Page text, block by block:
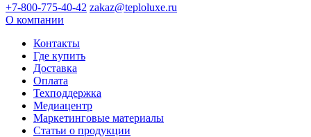
+7-800-775-40-42 zakaz@teploluxe.ru
О компании
Контакты
Где купить
Доставка
Оплата
Техподдержка
Медиацентр
Маркетинговые материалы
Статьи о продукции